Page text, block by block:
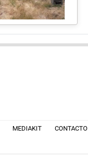
MEDIAKIT CONTACTO